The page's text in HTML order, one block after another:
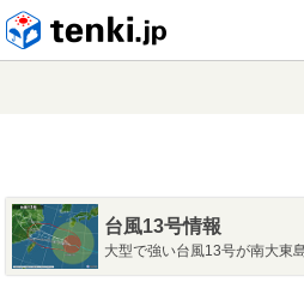
台風13号情報
大型で強い台風13号が南大東